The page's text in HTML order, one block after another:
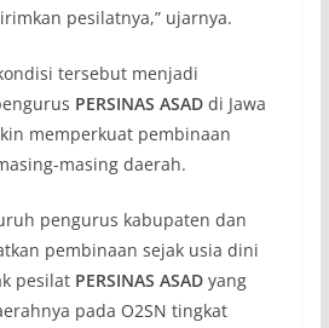
pesilatnya,” ujarnya.
tersebut menjadi
PERSINAS ASADdi Jawa
memperkuat pembinaan
masing daerah.
pengurus kabupaten dan
pembinaan sejak usia dini
pesilat PERSINAS ASADyang
pada O2SN tingkat